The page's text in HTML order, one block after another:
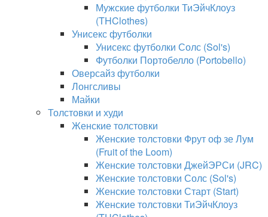
Мужские футболки ТиЭйчКлоуз
(THClothes)
Унисекс футболки
Унисекс футболки Солс (Sol's)
Футболки Портобелло (Portobello)
Оверсайз футболки
Лонгсливы
Майки
Толстовки и худи
Женские толстовки
Женские толстовки Фрут оф зе Лум
(Fruit of the Loom)
Женские толстовки ДжейЭРСи (JRC)
Женские толстовки Солс (Sol's)
Женские толстовки Старт (Start)
Женские толстовки ТиЭйчКлоуз